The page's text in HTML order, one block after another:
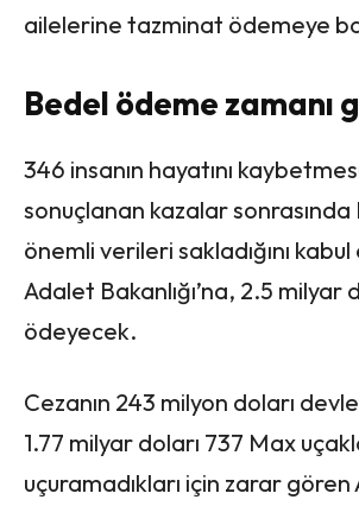
ailelerine tazminat ödemeye
Bedel ödeme zamanı
346 insanın hayatını
sonuçlanan kazalar sonrasında
önemli verileri sakladığını
Adalet Bakanlığı’na, 2.5 milyar
ödeyecek.
Cezanın 243 milyon doları
1.77 milyar doları 737 Max
uçuramadıkları için zarar gören